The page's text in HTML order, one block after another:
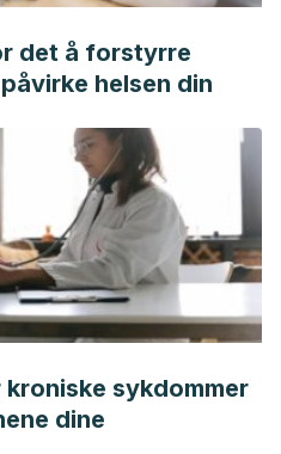
det å forstyrre
helsen din
sykdommer
dine